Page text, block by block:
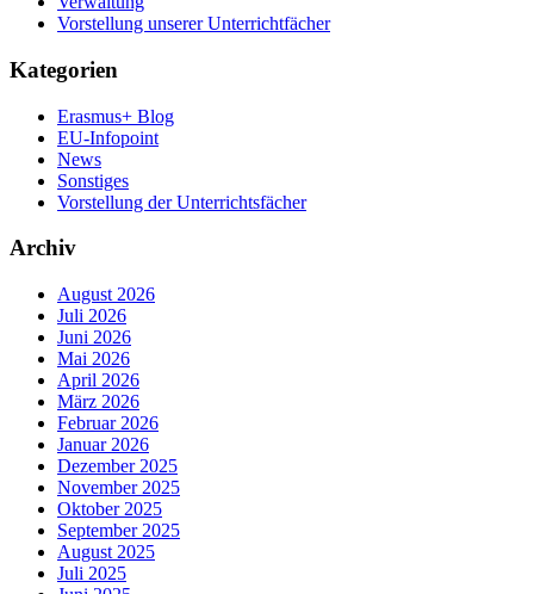
Vorstellung unserer Unterrichtfächer
Kategorien
Erasmus+ Blog
EU-Infopoint
News
Sonstiges
Vorstellung der Unterrichtsfächer
Archiv
August 2026
Juli 2026
Juni 2026
Mai 2026
April 2026
März 2026
Februar 2026
Januar 2026
Dezember 2025
November 2025
Oktober 2025
September 2025
August 2025
Juli 2025